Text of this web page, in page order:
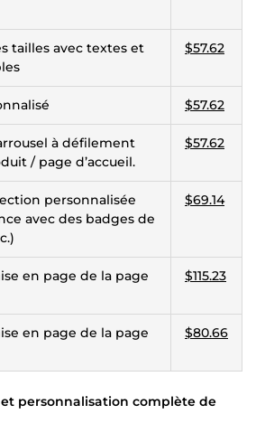
tailles avec textes et
$57.62
$57.62
à défilement
/ page d’accueil.
$57.62
personnalisée
avec des badges de
$69.14
en page de la page
$115.23
en page de la page
$80.66
personnalisation complète de